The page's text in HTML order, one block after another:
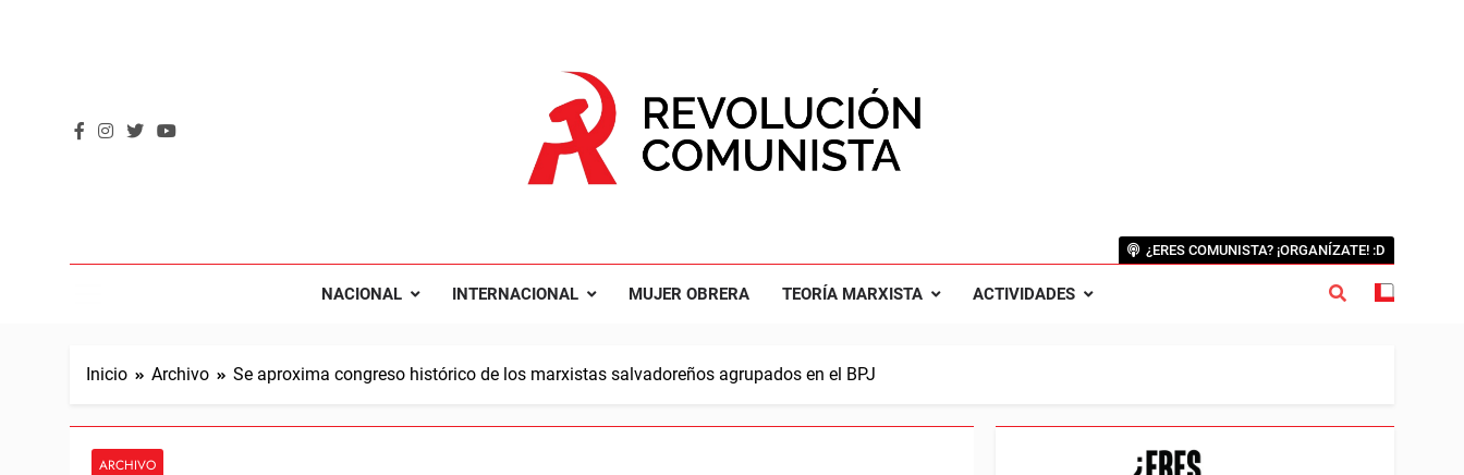
NACIONAL INTERNACIONAL MUJER OBRERA TEORÍA MARXISTA ACTIVIDADES
¿ERES COMUNISTA? ¡ORGANÍZATE! :D
Inicio Archivo Se aproxima congreso histórico de los marxistas salvadoreños agrupados en el BPJ
ARCHIVO